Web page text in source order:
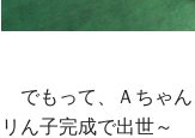
でもって、Ａちゃ
リん子完成で出世～